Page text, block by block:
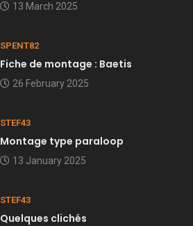
13 March 2025
SPENT82
Fiche de montage : Baetis
26 February 2025
STEF43
Montage type paraloop
13 January 2025
STEF43
Quelques clichés